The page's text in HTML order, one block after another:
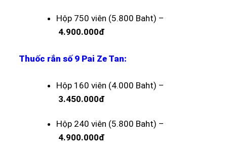
Hộp 750 viên (5.800 Baht) –
4.900.000đ
Thuốc rắn số 9 Pai Ze Tan:
Hộp 160 viên (4.000 Baht) –
3.450.000đ
Hộp 240 viên (5.800 Baht) –
4.900.000đ